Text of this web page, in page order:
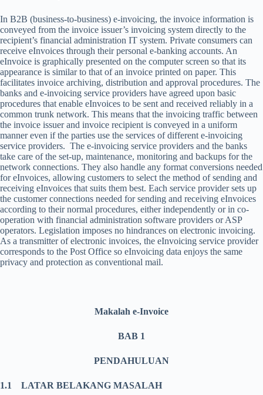
In B2B (business-to-business) e-invoicing, the invoice information is
conveyed from the invoice issuer’s invoicing system directly to the
recipient’s financial administration IT system. Private consumers can
receive eInvoices through their personal e-banking accounts. An
eInvoice is graphically presented on the computer screen so that its
appearance is similar to that of an invoice printed on paper. This
facilitates invoice archiving, distribution and approval procedures. The
banks and e-invoicing service providers have agreed upon basic
procedures that enable eInvoices to be sent and received reliably in a
common trunk network. This means that the invoicing traffic between
the invoice issuer and invoice recipient is conveyed in a uniform
manner even if the parties use the services of different e-invoicing
service providers. The e-invoicing service providers and the banks
take care of the set-up, maintenance, monitoring and backups for the
network connections. They also handle any format conversions needed
for eInvoices, allowing customers to select the method of sending and
receiving eInvoices that suits them best. Each service provider sets up
the customer connections needed for sending and receiving eInvoices
according to their normal procedures, either independently or in co-
operation with financial administration software providers or ASP
operators. Legislation imposes no hindrances on electronic invoicing.
As a transmitter of electronic invoices, the eInvoicing service provider
corresponds to the Post Office so eInvoicing data enjoys the same
privacy and protection as conventional mail.
Makalah e-Invoice
BAB 1
PENDAHULUAN
1.1 LATAR BELAKANG MASALAH